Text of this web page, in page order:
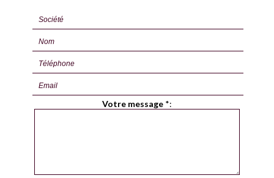
Votre message *: